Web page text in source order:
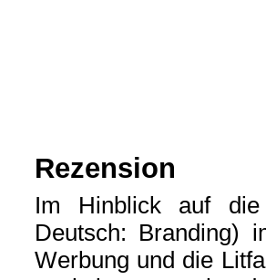
Rezension
Im Hinblick auf die
Deutsch: Branding)
Werbung und die